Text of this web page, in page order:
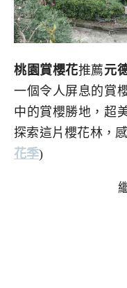
桃園賞櫻花推薦元
一個令人屏息的賞
中的賞櫻勝地，超
探索這片櫻花林，
花季)